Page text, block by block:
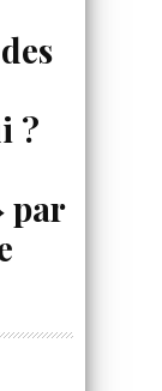
?
par